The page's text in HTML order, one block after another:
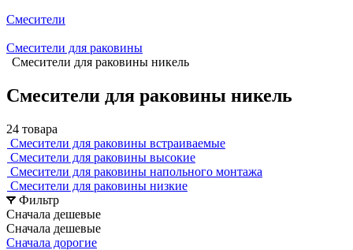
Смесители
Смесители для раковины
Смесители для раковины никель
Смесители для раковины никель
24 товара
Смесители для раковины встраиваемые
Смесители для раковины высокие
Смесители для раковины напольного монтажа
Смесители для раковины низкие
Фильтр
Сначала дешевые
Сначала дешевые
Сначала дорогие